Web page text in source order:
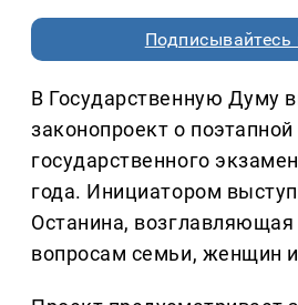
Подписывайтесь
В Государственную Думу
законопроект о
государственного
года. Инициатором
Останина, возглавляющая
вопросам семьи, женщин